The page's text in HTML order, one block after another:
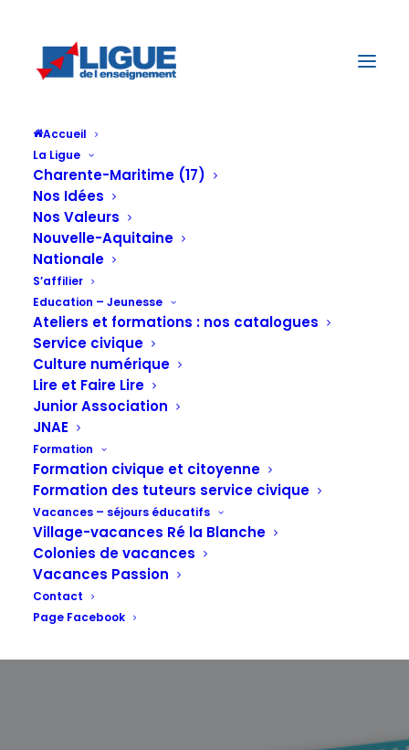
Accueil
La Ligue
Charente-Maritime (17)
Nos Idées
Nos Valeurs
Nouvelle-Aquitaine
Nationale
S’affilier
Education – Jeunesse
Ateliers et formations : nos catalogues
Service civique
Culture numérique
Lire et Faire Lire
Junior Association
JNAE
Formation
Formation civique et citoyenne
Formation des tuteurs service civique
Vacances – séjours éducatifs
Village-vacances Ré la Blanche
Colonies de vacances
Vacances Passion
Contact
Page Facebook
les nouveaux
bracelets sont
arrivés !